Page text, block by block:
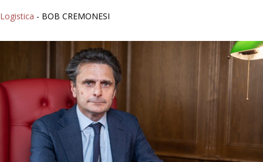
Logistica - BOB CREMONESI